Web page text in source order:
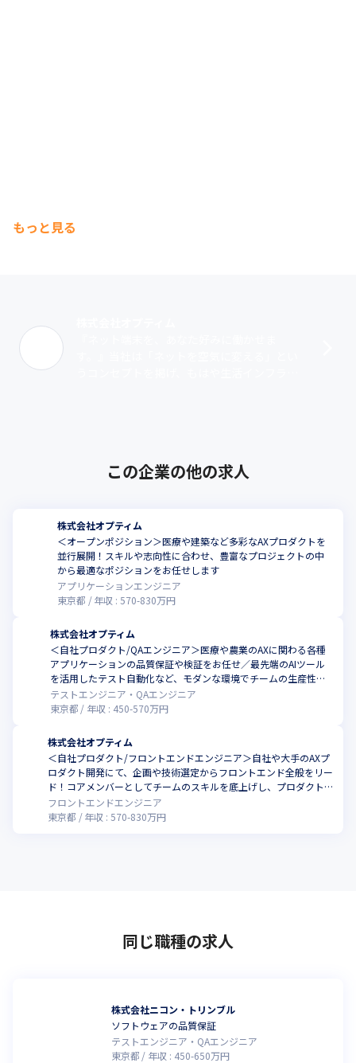
もっと見る
この企業の他の求人
株式会社オプティム
＜オープンポジション＞医療や建築など多彩なAXプロダクトを
並行展開！スキルや志向性に合わせ、豊富なプロジェクトの中
から最適なポジションをお任せします
アプリケーションエンジニア
東京都
年収 :570-830万円
株式会社オプティム
＜自社プロダクト/QAエンジニア＞医療や農業のAXに関わる各種
アプリケーションの品質保証や検証をお任せ／最先端のAIツール
を活用したテスト自動化など、モダンな環境でチームの生産性を
ともに高めませんか
テストエンジニア・QAエンジニア
東京都
年収 : 450-570万円
株式会社オプティム
＜自社プロダクト/フロントエンドエンジニア＞自社や大手のAXプ
ロダクト開発にて、企画や技術選定からフロントエンド全般をリー
ド！コアメンバーとしてチームのスキルを底上げし、プロダクト
を進化させる役割をお任せします
フロントエンドエンジニア
東京都
年収 :570-830万円
同じ職種の求人
株式会社ニコン・トリンブル
ソフトウェアの品質保証
テストエンジニア・QAエンジニア
東京都
年収 : 450-650万円